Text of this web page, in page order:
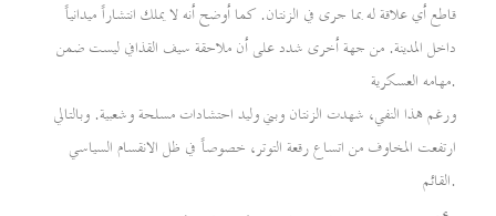
قاطع أي علاقة له بما جرى في الزنتان. كما أوضح أنه لا يملك انتشاراً ميدانياً
داخل المدينة. من جهة أخرى شدد على أن ملاحقة سيف القذافي ليست ضمن
مهامه العسكرية.
ورغم هذا النفي، شهدت الزنتان وبني وليد احتشادات مسلحة وشعبية. وبالتالي
ارتفعت المخاوف من اتساع رقعة التوتر، خصوصاً في ظل الانقسام السياسي
القائم.